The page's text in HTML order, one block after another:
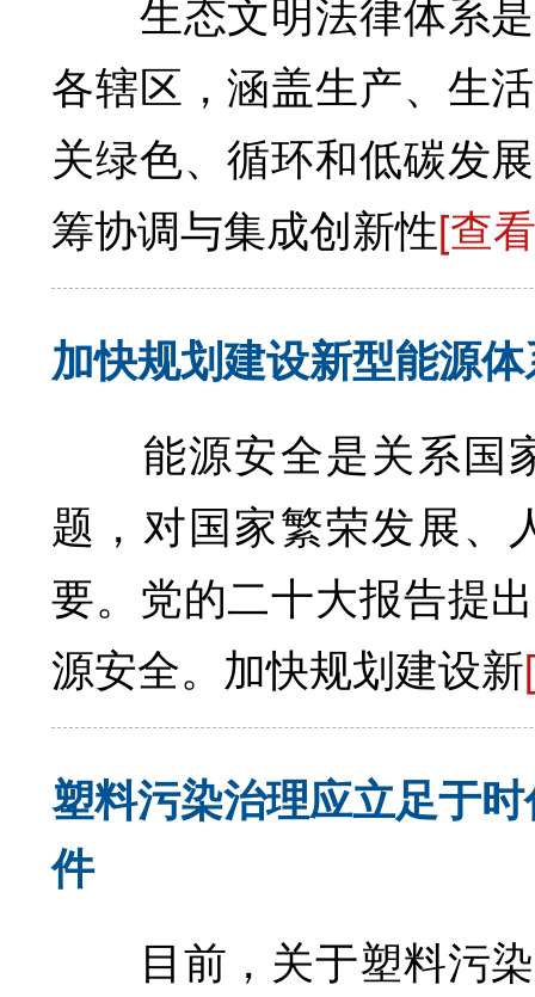
生态文明法律体系是
各辖区，涵盖生产、生
关绿色、循环和低碳发
筹协调与集成创新性[查
加快规划建设新型能源
能源安全是关系国
题，对国家繁荣发展、
要。党的二十大报告提
源安全。加快规划建设新
塑料污染治理应立足于
件
目前，关于塑料污染